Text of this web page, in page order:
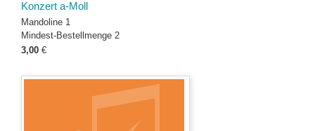
Konzert a-Moll
Mandoline 1
Mindest-Bestellmenge 2
3,00 €